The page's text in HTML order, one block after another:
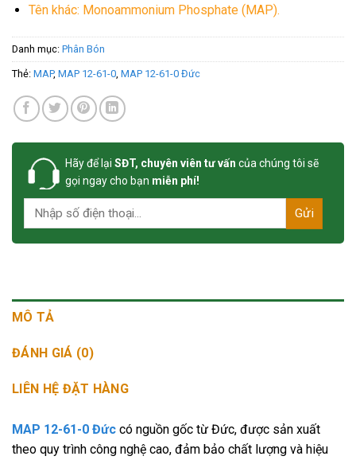
Tên khác: Monoammonium Phosphate (MAP).
Danh mục: Phân Bón
Thẻ: MAP, MAP 12-61-0 MAP 12-61-0 Đức
Hãy để lại SĐT, chuyên viên tư vấn của chúng tôi sẽ
gọi ngay cho bạn miễn phí!
MÔ TẢ
ĐÁNH GIÁ (0)
LIÊN HỆ ĐẶT HÀNG
MAP 12-61-0 Đức có nguồn gốc từ Đức, được sản xuất
theo quy trình công nghệ cao, đảm bảo chất lượng và hiệu